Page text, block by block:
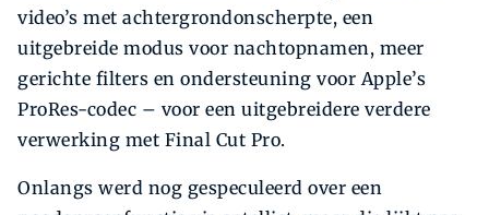
video’s met achtergrondonscherpte, een
uitgebreide modus voor nachtopnamen, meer
gerichte filters en ondersteuning voor Apple’s
ProRes-codec – voor een uitgebreidere verdere
verwerking met Final Cut Pro.
Onlangs werd nog gespeculeerd over een